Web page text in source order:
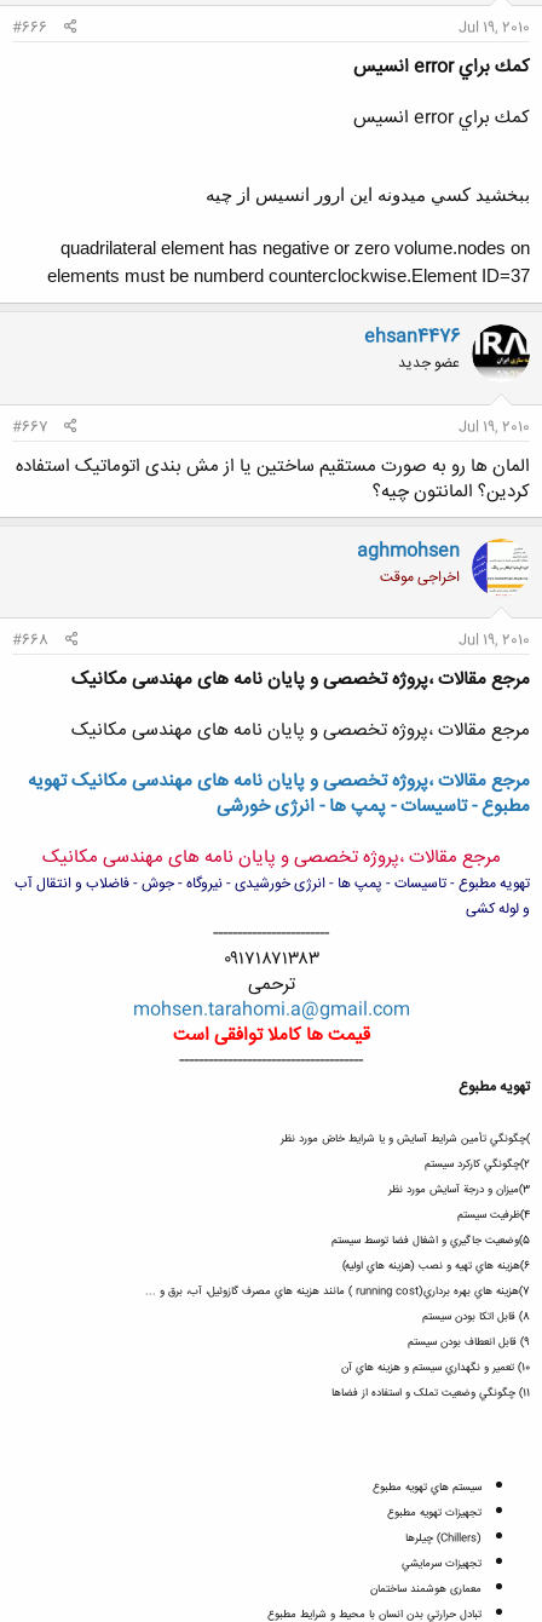
Jul 19, 2010
#666
كمك براي error انسيس
كمك براي error انسيس
ببخشيد كسي ميدونه اين ارور انسيس از چيه
quadrilateral element has negative or zero volume.nodes on
elements must be numberd counterclockwise.Element ID=37
ehsan4476
عضو جدید
Jul 19, 2010
#667
المان ها رو به صورت مستقیم ساختین یا از مش بندی اتوماتیک استفاده
کردین؟ المانتون چیه؟
aghmohsen
اخراجی موقت
Jul 19, 2010
#668
مرجع مقالات ،پروژه تخصصی و پایان نامه های مهندسی مکانیک
مرجع مقالات ،پروژه تخصصی و پایان نامه های مهندسی مکانیک
مرجع مقالات ،پروژه تخصصی و پایان نامه های مهندسی مکانیک تهویه
مطبوع - تاسیسات - پمپ ها - انرژی خورشی
مرجع مقالات ،پروژه تخصصی و پایان نامه های مهندسی مکانیک
تهویه مطبوع - تاسیسات - پمپ ها - انرژی خورشیدی - نیروگاه - جوش - فاضلاب و انتقال آب
و لوله کشی
------------------------​
۰۹۱۷۱۸۷۱۳۸۳​
ترحمی​
mohsen.tarahomi.a@gmail.com
قیمت ها کاملا توافقی است
--------------------------------------​
تهويه مطبوع
)چگونگي تأمين شرايط آسايش و يا شرايط خاصّ مورد نظر
2)چگونگي کارکرد سيستم
3)ميزان و درجة آسايش مورد نظر
4)ظرفيت سيستم
5)وضعيت جاگيري و اشغال فضا توسط سيستم
6)هزينه هاي تهيه و نصب (هزينه هاي اوليه)
7)هزينه هاي بهره برداري(running cost ) مانند هزينه هاي مصرف گازوئيل، آب، برق و ...
8) قابل اتکا بودن سيستم
9) قابل انعطاف بودن سيستم
10) تعمير و نگهداري سيستم و هزينه هاي آن
11) چگونگي وضعيت تملک و استفاده از فضاها
سيستم هاي تهويه مطبوع
تجهيزات تهويه مطبوع
(Chillers) چيلرها
تجهيزات سرمايشي
معماری هوشمند ساختمان
تبادل حرارتي بدن انسان با محيط و شرايط مطبوع